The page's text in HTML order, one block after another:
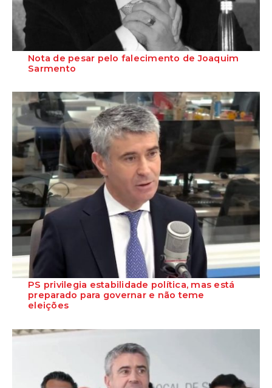
Nota de pesar pelo falecimento de Joaquim
Sarmento
de Joaquim Sarmento, aos 74 ...
PS privilegia estabilidade política, mas está
preparado para governar e não teme
eleições
preparado para assumir responsabil...